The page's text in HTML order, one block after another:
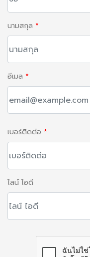
นามสกุล *
อีเมล *
เบอร์ติดต่อ *
ไลน์ ไอดี